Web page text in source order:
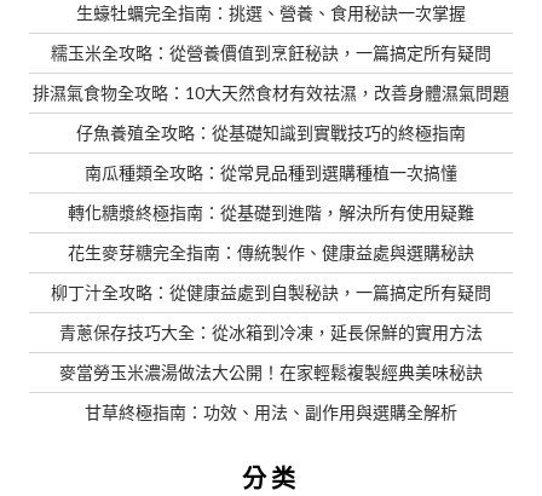
生蠔牡蠣完全指南：挑選、營養、食用秘訣一次掌握
糯玉米全攻略：從營養價值到烹飪秘訣，一篇搞定所有疑問
排濕氣食物全攻略：10大天然食材有效祛濕，改善身體濕氣問題
仔魚養殖全攻略：從基礎知識到實戰技巧的終極指南
南瓜種類全攻略：從常見品種到選購種植一次搞懂
轉化糖漿終極指南：從基礎到進階，解決所有使用疑難
花生麥芽糖完全指南：傳統製作、健康益處與選購秘訣
柳丁汁全攻略：從健康益處到自製秘訣，一篇搞定所有疑問
青蔥保存技巧大全：從冰箱到冷凍，延長保鮮的實用方法
麥當勞玉米濃湯做法大公開！在家輕鬆複製經典美味秘訣
甘草終極指南：功效、用法、副作用與選購全解析
分类